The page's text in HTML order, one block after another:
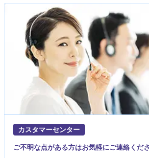
カスタマーセンター
ご不明な点がある方はお気軽にご連絡くだ